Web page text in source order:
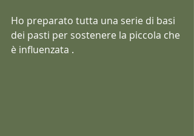
Ho preparato tutta una serie di basi
dei pasti per sostenere la piccola che
è influenzata .